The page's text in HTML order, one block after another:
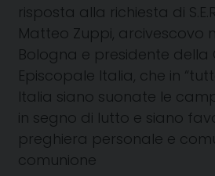
risposta alla richiesta di
Matteo Zuppi, arcivescovo
Bologna e presidente della
Episcopale Italia, che in
Italia siano suonate le
in segno di lutto e siano
preghiera personale e
comunione